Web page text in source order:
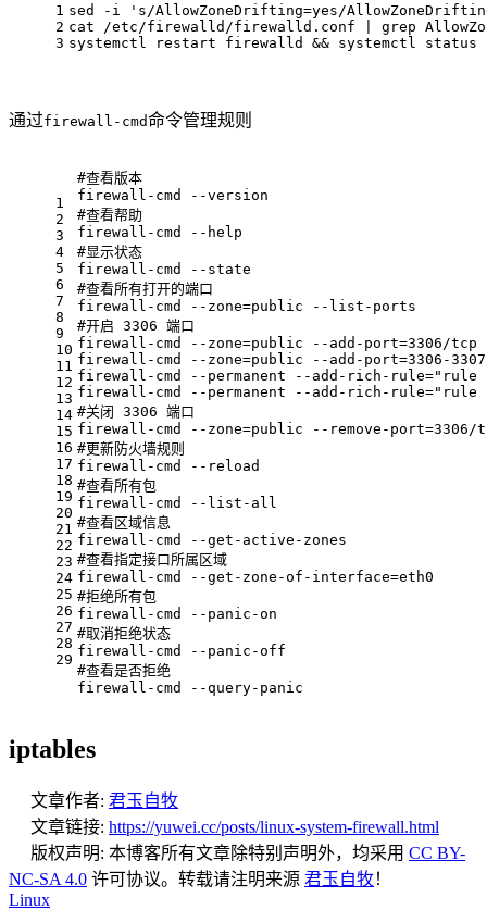
1
2
3
sed -i
's/AllowZoneDrifting=yes/
cat /etc/firewalld/firewalld.conf | grep
systemctl restart firewalld && systemctl
通过firewall-cmd命令管理规则
1
2
3
4
5
6
7
8
9
10
11
12
13
14
15
16
17
18
19
20
21
22
23
24
25
26
27
28
29
#查看版本
firewall-cmd --version
#查看帮助
firewall-cmd -- help
#显示状态
firewall-cmd --state
#查看所有打开的端口
firewall-cmd --zone=public --list-ports
#开启 3306 端口
firewall-cmd --zone=public --add-port=3306/tcp
firewall-cmd --zone=public --add-port=3306-
firewall-cmd --permanent --add-rich-rule="rule
firewall-cmd --permanent --add-rich-rule="rule
#关闭 3306 端口
firewall-cmd --zone=public --remove-port=3306/
#更新防火墙规则
firewall-cmd --reload
#查看所有包
firewall-cmd --list-all
#查看区域信息
firewall-cmd --get-active-zones
#查看指定接口所属区域
firewall-cmd --get-zone-of-interface=eth0
#拒绝所有包
firewall-cmd --panic-on
#取消拒绝状态
firewall-cmd --panic-off
#查看是否拒绝
firewall-cmd --query-panic
iptables
文章作者: 君玉自牧
文章链接: https://yuwei.cc/posts/linux-system-firewall.html
版权声明: 本博客所有文章除特别声明外，均采用 CC BY-
NC-SA 4.0 许可协议。转载请注明来源 君玉自牧！
Linux